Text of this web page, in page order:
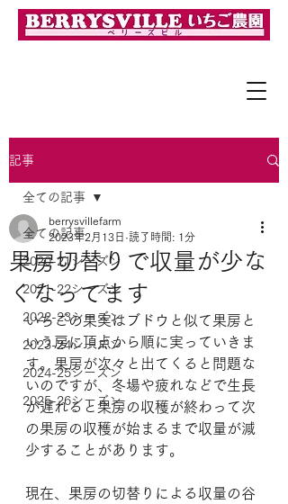
記事
全ての記事
2020-21シーズン
2021-22シーズン
2022-23シーズン
2023-24シーズン
2024-25シーズン
2025-26シーズン
全ての記事
果房切替りで収量が少な
くなってます
berrysvillefarm
2023年2月13日 読了時間: 1分
いちごの果実はブドウと似て果房と
いう房に頂点から順に実っていきま
す。果房が次々と出てくると問題な
いのですが、冬場や疲れなどで生長
が遅れると果房の収穫が終わって次
の果房の収穫が始まるまで収量が減
少することがあります。
現在、果房の切替りによる収量の谷